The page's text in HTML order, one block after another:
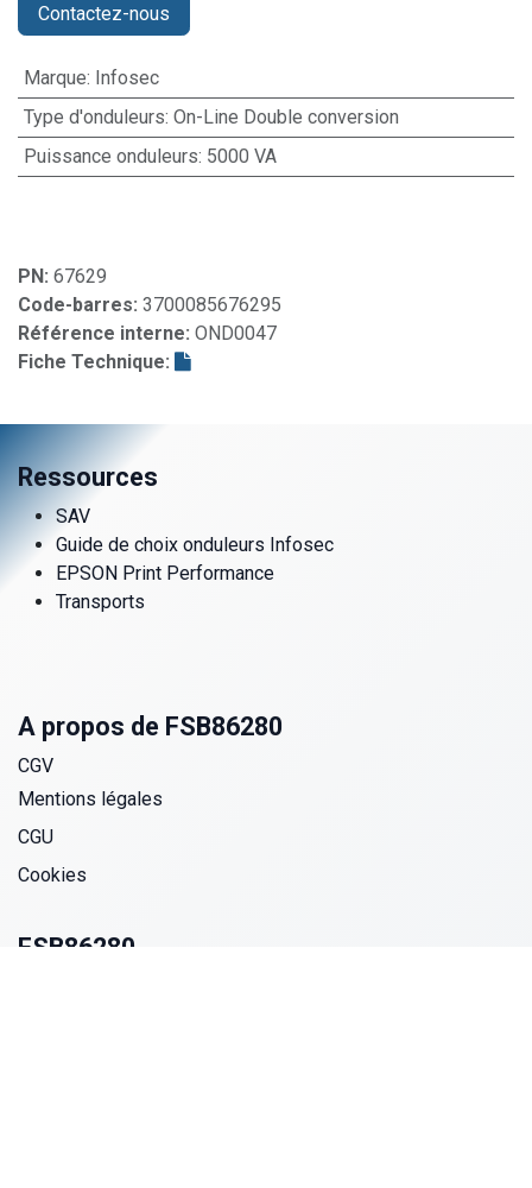
Contactez-nous
Marque: Infosec
Type d'onduleurs: On-Line Double conversion
Puissance onduleurs: 5000 VA
PN: 67629
Code-barres: 3700085676295
Référence interne: OND0047
Fiche Technique:
Ressources
SAV
Guide de choix onduleurs Infosec
EPSON Print Performance
Transports
A propos de FSB86280
CGV
Mentions légales
CGU
Cookies
FSB86280